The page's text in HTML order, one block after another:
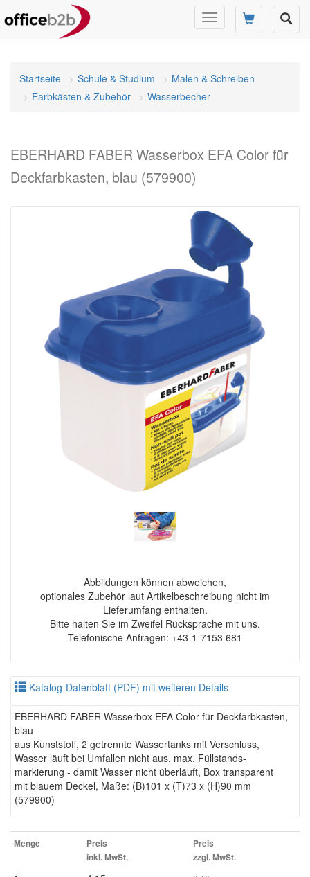
Navigation
umschalten
Startseite Schule & Studium
Malen & Schreiben
Farbkästen & Zubehör
Wasserbecher
EBERHARD FABER Wasserbox EFA Color für
Deckfarbkasten, blau (579900)
Abbildungen können abweichen,
optionales Zubehör laut Artikelbeschreibung nicht im
Lieferumfang enthalten.
Bitte halten Sie im Zweifel Rücksprache mit uns.
Telefonische Anfragen: +43-1-7153 681
Katalog-Datenblatt (PDF) mit weiteren Details
EBERHARD FABER Wasserbox EFA Color für Deckfarbkasten,
blau
aus Kunststoff, 2 getrennte Wassertanks mit Verschluss,
Wasser läuft bei Umfallen nicht aus, max. Füllstands-
markierung - damit Wasser nicht überläuft, Box transparent
mit blauem Deckel, Maße: (B)101 x (T)73 x (H)90 mm
(579900)
Menge
Preis
inkl. MwSt.
Preis
zzgl. MwSt.